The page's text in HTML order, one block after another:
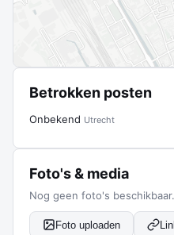
Betrokken posten
Onbekend Utrecht
Foto's & media
Nog geen foto's beschikbaar.
Foto uploaden